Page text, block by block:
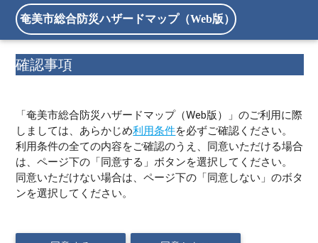
奄美市総合防災ハザードマップ（Web版）
確認事項
「奄美市総合防災ハザードマップ（Web版）」のご利用に際
しましては、あらかじめ利用条件を必ずご確認ください。
利用条件の全ての内容をご確認のうえ、同意いただける場合
は、ページ下の「同意する」ボタンを選択してください。
同意いただけない場合は、ページ下の「同意しない」のボタ
ンを選択してください。